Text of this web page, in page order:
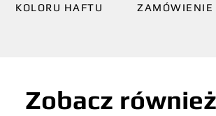
KOLORU HAFTU
ZAMÓWIENIE
Zobacz również